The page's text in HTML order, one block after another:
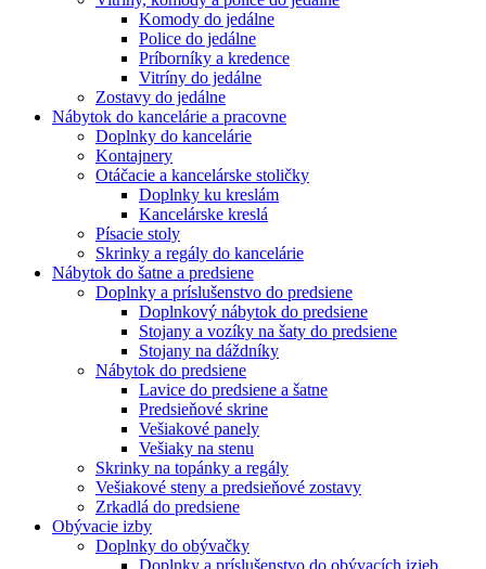
Komody do jedálne
Police do jedálne
Príborníky a kredence
Vitríny do jedálne
Zostavy do jedálne
Nábytok do kancelárie a pracovne
Doplnky do kancelárie
Kontajnery
Otáčacie a kancelárske stoličky
Doplnky ku kreslám
Kancelárske kreslá
Písacie stoly
Skrinky a regály do kancelárie
Nábytok do šatne a predsiene
Doplnky a príslušenstvo do predsiene
Doplnkový nábytok do predsiene
Stojany a vozíky na šaty do predsiene
Stojany na dáždníky
Nábytok do predsiene
Lavice do predsiene a šatne
Predsieňové skrine
Vešiakové panely
Vešiaky na stenu
Skrinky na topánky a regály
Vešiakové steny a predsieňové zostavy
Zrkadlá do predsiene
Obývacie izby
Doplnky do obývačky
Doplnky a príslušenstvo do obývacích izieb